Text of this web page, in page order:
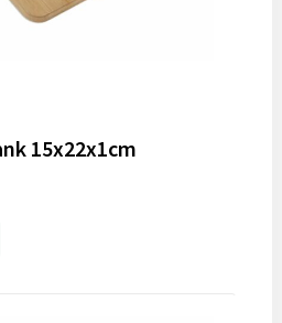
15x22x1cm